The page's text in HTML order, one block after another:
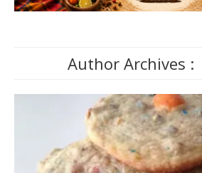
Author Archives :